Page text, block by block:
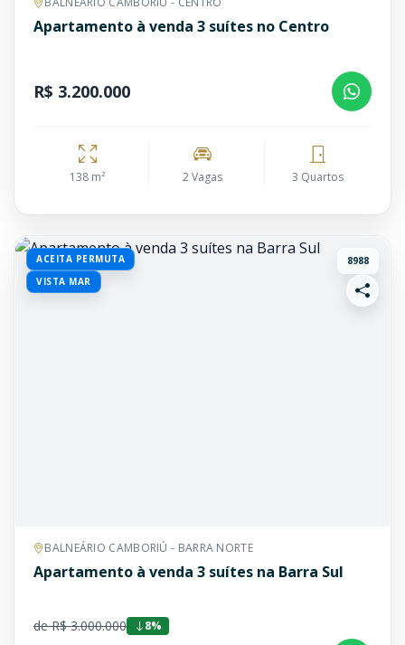
Apartamento à venda 3 suítes no Centro
R$ 3.200.000
138 m² 2 Vagas 3 Quartos
ACEITA PERMUTA
VISTA MAR
8988
BALNEÁRIO CAMBORIÚ - BARRA NORTE
Apartamento à venda 3 suítes na Barra Sul
de R$ 3.000.000 8%